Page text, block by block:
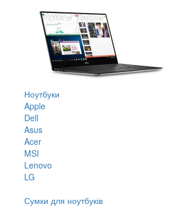
Ноутбуки
Apple
Dell
Asus
Acer
MSI
Lenovo
LG
Сумки для ноутбуків